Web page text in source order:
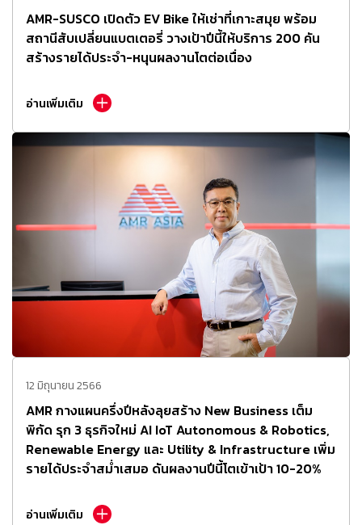
AMR-SUSCO เปิดตัว EV Bike ให้เช่าที่เกาะสมุย พร้อม
สถานีสับเปลี่ยนแบตเตอรี่ วางเป้าปีนี้ให้บริการ 200 คัน
สร้างรายได้ประจำ-หนุนผลงานโตต่อเนื่อง
อ่านเพิ่มเติม
12 มิถุนายน 2566
AMR กางแผนครึ่งปีหลังลุยสร้าง New Business เต็ม
พิกัด รุก 3 ธุรกิจใหม่ AI IoT Autonomous & Robotics,
Renewable Energy และ Utility & Infrastructure เพิ่ม
รายได้ประจำสม่ำเสมอ ดันผลงานปีนี้โตเข้าเป้า 10-20%
อ่านเพิ่มเติม